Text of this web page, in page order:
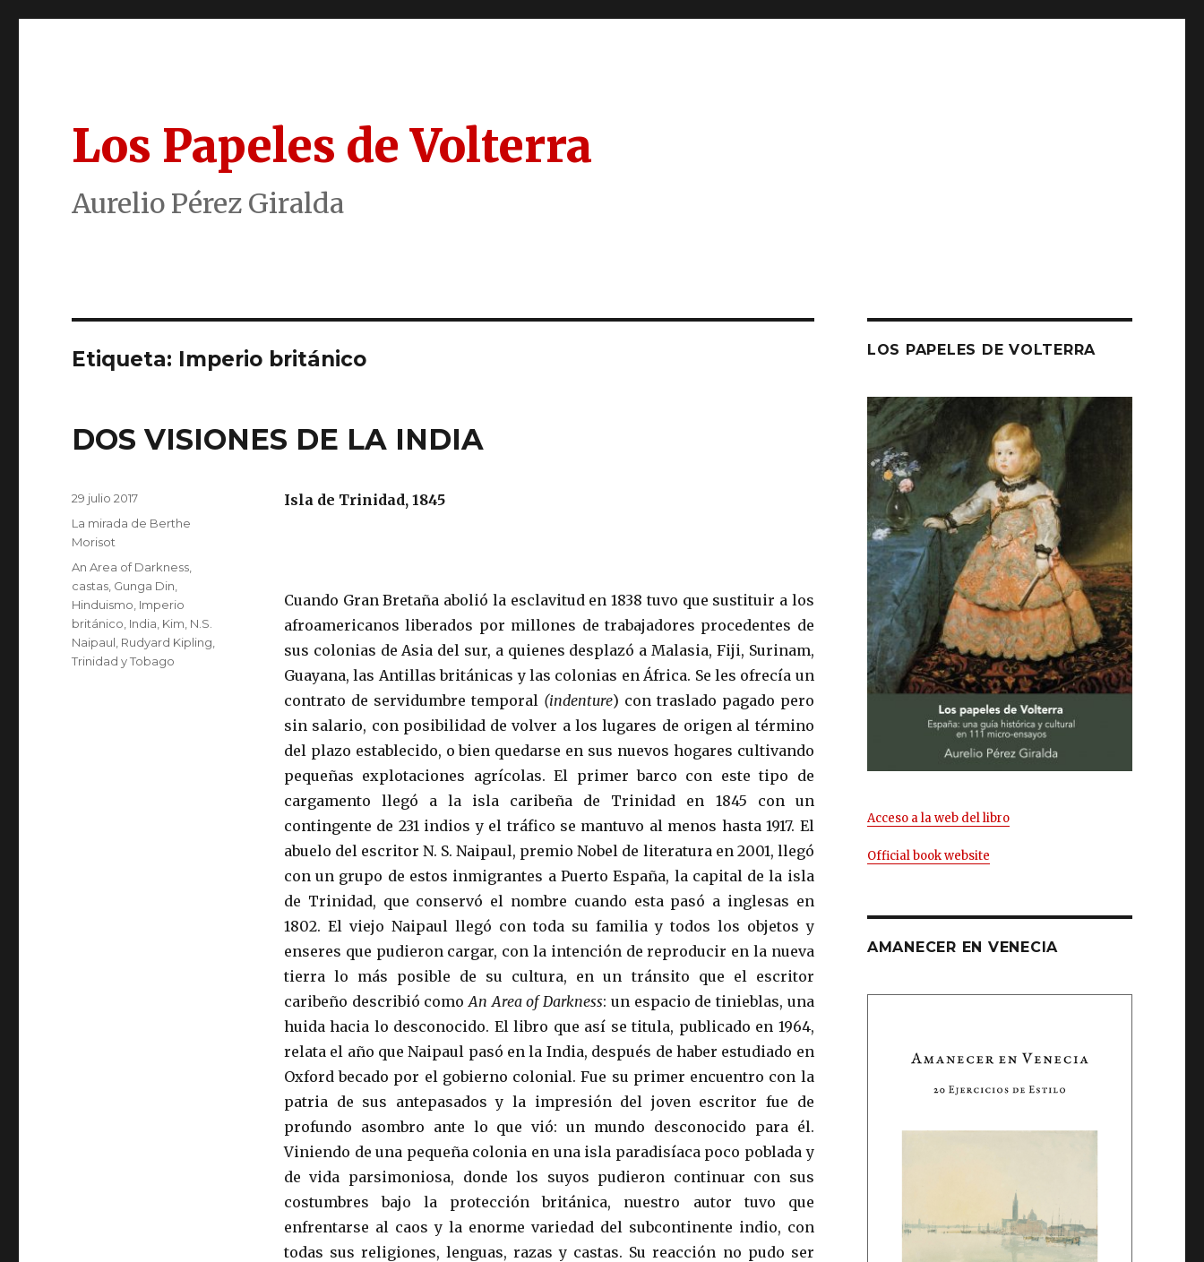
Los Papeles de Volterra
Aurelio Pérez Giralda
Etiqueta: Imperio británico
DOS VISIONES DE LA INDIA
Isla de Trinidad, 1845
Cuando Gran Bretaña abolió la esclavitud en 1838 tuvo que sustituir a los
afroamericanos liberados por millones de trabajadores procedentes de
sus colonias de Asia del sur, a quienes desplazó a Malasia, Fiji, Surinam,
Guayana, las Antillas británicas y las colonias en África. Se les ofrecía un
contrato de servidumbre temporal (indenture) con traslado pagado pero
sin salario, con posibilidad de volver a los lugares de origen al término
del plazo establecido, o bien quedarse en sus nuevos hogares cultivando
pequeñas explotaciones agrícolas. El primer barco con este tipo de
cargamento llegó a la isla caribeña de Trinidad en 1845 con un
contingente de 231 indios y el tráfico se mantuvo al menos hasta 1917. El
abuelo del escritor N. S. Naipaul, premio Nobel de literatura en 2001, llegó
con un grupo de estos inmigrantes a Puerto España, la capital de la isla
de Trinidad, que conservó el nombre cuando esta pasó a inglesas en
1802. El viejo Naipaul llegó con toda su familia y todos los objetos y
enseres que pudieron cargar, con la intención de reproducir en la nueva
tierra lo más posible de su cultura, en un tránsito que el escritor
caribeño describió comoAn Area of Darkness: un espacio de tinieblas, una
huida hacia lo desconocido. El libro que así se titula, publicado en 1964,
relata el año que Naipaul pasó en la India, después de haber estudiado en
Oxford becado por el gobierno colonial. Fue su primer encuentro con la
patria de sus antepasados y la impresión del joven escritor fue de
profundo asombro ante lo que vió: un mundo desconocido para él.
Viniendo de una pequeña colonia en una isla paradisíaca poco poblada y
de vida parsimoniosa, donde los suyos pudieron continuar con sus
costumbres bajo la protección británica, nuestro autor tuvo que
enfrentarse al caos y la enorme variedad del subcontinente indio, con
todas sus religiones, lenguas, razas y castas. Su reacción no pudo ser
Publicado
29 julio 2017
Categorías
La mirada de Berthe
Morisot
Etiquetas
An Area of Darkness
castas Gunga Din
Hinduismo Imperio
británico India Kim N.S.
Naipaul Rudyard Kipling
Trinidad y Tobago
LOS PAPELES DE VOLTERRA
Acceso a la web del libro
Official book website
AMANECER EN VENECIA